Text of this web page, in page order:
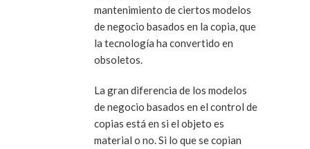
mantenimiento de ciertos modelos
de negocio basados en la copia, que
la tecnología ha convertido en
obsoletos.
La gran diferencia de los modelos
de negocio basados en el control de
copias está en si el objeto es
material o no. Si lo que se copian